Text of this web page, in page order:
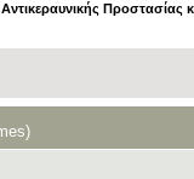
Προστασίας